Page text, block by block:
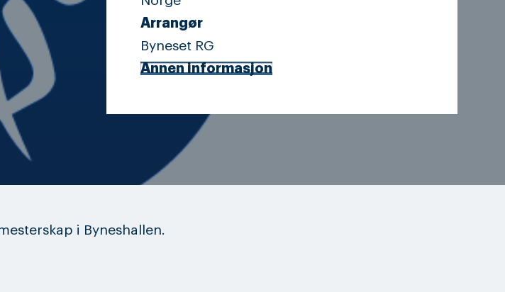
Arrangør
Byneset RG
Annen informasjon
i Byneshallen.